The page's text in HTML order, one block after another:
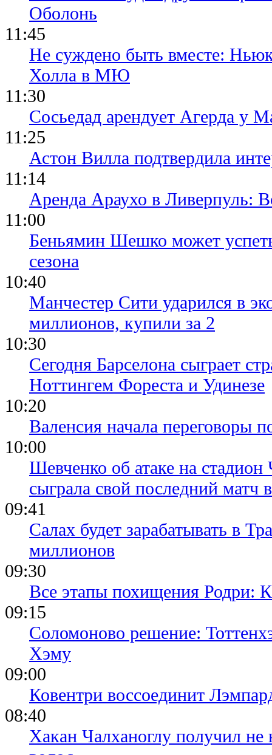
Оболонь
11:45
Не суждено быть вместе:
Холла в МЮ
11:30
Сосьедад арендует Агерда у
11:25
Астон Вилла подтвердила
11:14
Аренда Араухо в Ливерпуль:
11:00
Беньямин Шешко может
сезона
10:40
Манчестер Сити ударился в
миллионов, купили за 2
10:30
Сегодня Барселона сыграет
Ноттингем Фореста и Удинезе
10:20
Валенсия начала переговоры
10:00
Шевченко об атаке на
сыграла свой последний матч
09:41
Салах будет зарабатывать в
миллионов
09:30
Все этапы похищения Родри:
09:15
Соломоново решение:
Хэму
09:00
Ковентри воссоединит
08:40
Хакан Чалханоглу получил не